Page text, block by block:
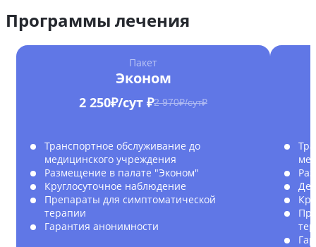
Программы лечения
Пакет
Эконом
2 250₽/сут ₽2 970₽/сут₽
Транспортное обслуживание до
медицинского учреждения
Размещение в палате "Эконом"
Круглосуточное наблюдение
Препараты для симптоматической
терапии
Гарантия анонимности